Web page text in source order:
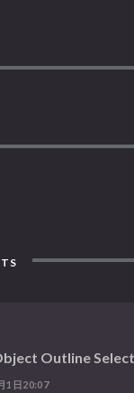
Outline
1日20:07